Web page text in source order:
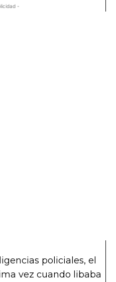
-
policiales, el
vez cuando libaba